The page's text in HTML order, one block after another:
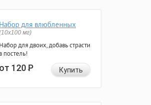
Набор для влюбленных
мг)
Набор для двоих, добавь страсти
в постель!
от 120Р Купить